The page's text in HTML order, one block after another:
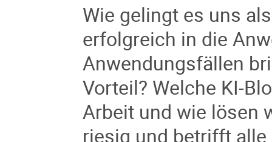
Wie gelingt es uns
erfolgreich in die
Anwendungsfällen
Vorteil? Welche KI-
Arbeit und wie lösen
riesig und betrifft alle